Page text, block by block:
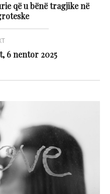
që u bënë tragjike në
6 nentor 2025